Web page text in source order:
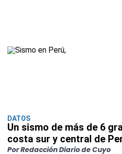
DATOS
Un sismo de más de 6
costa sur y central de
Por Redacción Diario de Cuyo